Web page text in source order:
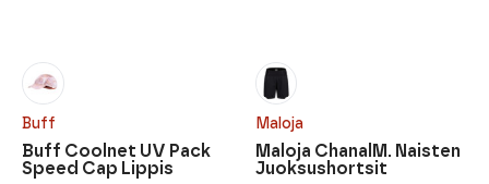
Buff
Buff Coolnet UV Pack
Speed Cap Lippis
Maloja
Maloja ChanalM. Naisten
Juoksushortsit